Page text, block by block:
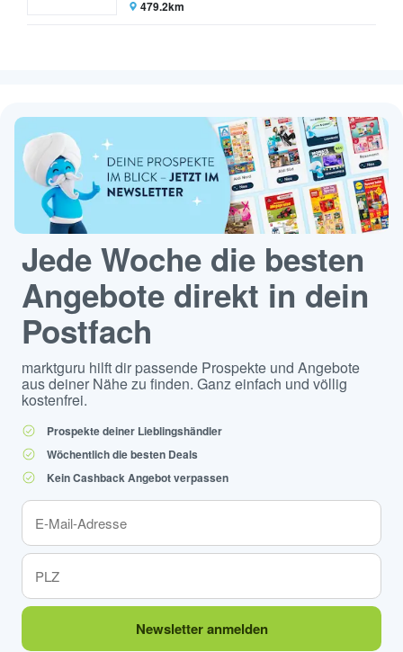
479.2km
Jede Woche die besten
Angebote direkt in dein
Postfach
marktguru hilft dir passende Prospekte und Angebote
aus deiner Nähe zu finden. Ganz einfach und völlig
kostenfrei.
Prospekte deiner Lieblingshändler
Wöchentlich die besten Deals
Kein Cashback Angebot verpassen
Newsletter anmelden